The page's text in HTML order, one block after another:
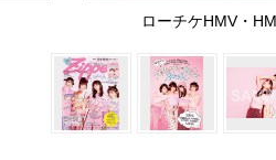
ローチケHMV・